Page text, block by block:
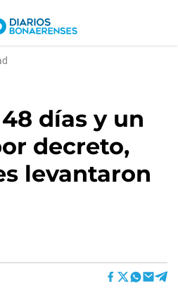
días y un
decreto,
levantaron